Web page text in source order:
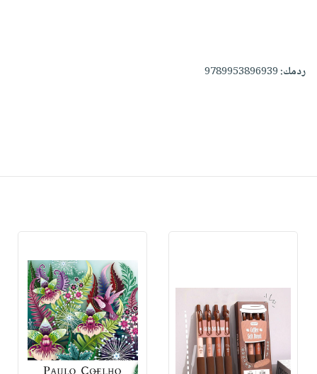
ردمك:9789953896939